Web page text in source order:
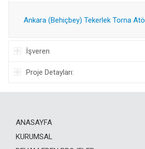
Ankara (Behiçbey) Tekerlek Torna
İşveren
Proje Detayları:
ANASAYFA
KURUMSAL